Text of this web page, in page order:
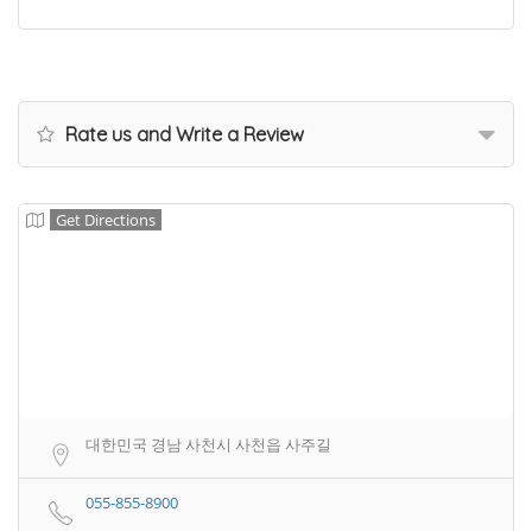
Rate us and Write a Review
Get Directions
대한민국 경남 사천시 사천읍 사주길
055-855-8900